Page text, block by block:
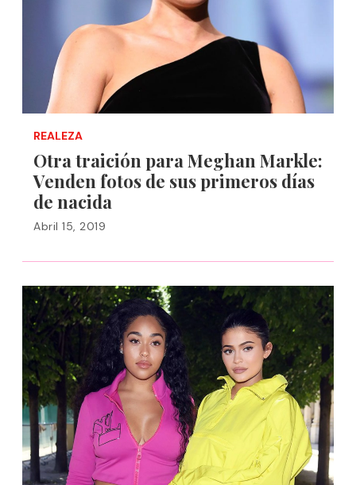
REALEZA
Otra traición para Meghan Markle:
Venden fotos de sus primeros días
de nacida
Abril 15, 2019